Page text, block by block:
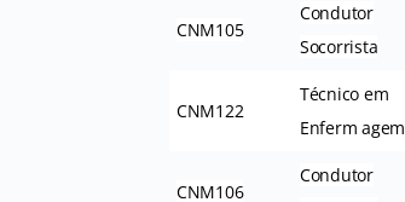
CNM105
Condutor
Socorrista
CNM122
Técnico em
Enferm agem
CNM106
Condutor